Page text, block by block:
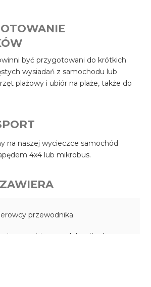
być przygotowani do krótkich
wysiadań z samochodu lub
plażowy i ubiór na plaże, także do
na naszej wycieczce samochód
4x4 lub mikrobus.
przewodnika
transport jeepem lub mikrobusem